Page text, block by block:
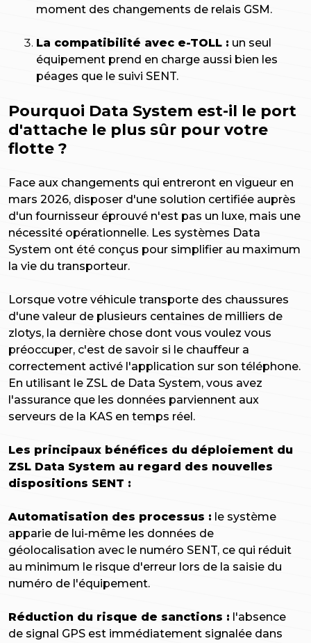
moment des changements de relais GSM.
La compatibilité avec e-TOLL : un seul
équipement prend en charge aussi bien les
péages que le suivi SENT.
Pourquoi Data System est-il le port
d'attache le plus sûr pour votre
flotte ?
Face aux changements qui entreront en vigueur en
mars 2026, disposer d'une solution certifiée auprès
d'un fournisseur éprouvé n'est pas un luxe, mais une
nécessité opérationnelle. Les systèmes Data
System ont été conçus pour simplifier au maximum
la vie du transporteur.
Lorsque votre véhicule transporte des chaussures
d'une valeur de plusieurs centaines de milliers de
zlotys, la dernière chose dont vous voulez vous
préoccuper, c'est de savoir si le chauffeur a
correctement activé l'application sur son téléphone.
En utilisant le ZSL de Data System, vous avez
l'assurance que les données parviennent aux
serveurs de la KAS en temps réel.
Les principaux bénéfices du déploiement du
ZSL Data System au regard des nouvelles
dispositions SENT :
Automatisation des processus : le système
apparie de lui-même les données de
géolocalisation avec le numéro SENT, ce qui réduit
au minimum le risque d'erreur lors de la saisie du
numéro de l'équipement.
Réduction du risque de sanctions : l'absence
de signal GPS est immédiatement signalée dans